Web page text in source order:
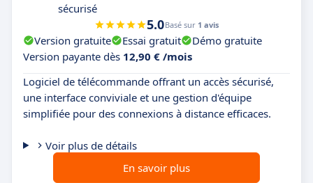
sécurisé
5.0Basé sur 1 avis
Version gratuite Essai gratuit
Démo gratuite
Version payante dès 12,90 € /mois
Logiciel de télécommande offrant un accès sécurisé,
une interface conviviale et une gestion d'équipe
simplifiée pour des connexions à distance efficaces.
Voir plus de détails
En savoir plus